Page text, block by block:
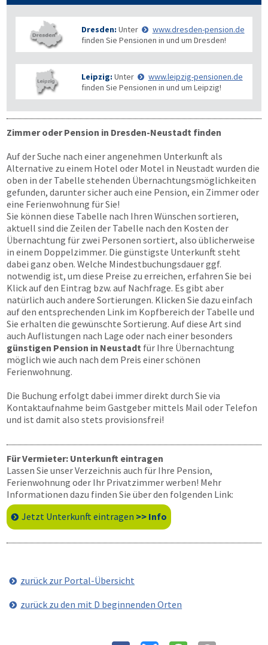
Dresden: Unter
www.dresden-pension.de
finden Sie Pensionen in und um Dresden!
Leipzig: Unter
www.leipzig-pensionen.de
finden Sie Pensionen in und um Leipzig!
Zimmer oder Pension in Dresden-Neustadt finden
Auf der Suche nach einer angenehmen Unterkunft als
Alternative zu einem Hotel oder Motel in Neustadt wurden die
oben in der Tabelle stehenden Übernachtungs­möglichkeiten
gefunden, darunter sicher auch eine Pension, ein Zimmer oder
eine Ferienwohnung für Sie!
Sie können diese Tabelle nach Ihren Wünschen sortieren,
aktuell sind die Zeilen der Tabelle nach den Kosten der
Übernachtung für zwei Personen sortiert, also üblicherweise
in einem Doppelzimmer. Die günstigste Unterkunft steht
dabei ganz oben. Welche Mindestbuchungsdauer ggf.
notwendig ist, um diese Preise zu erreichen, erfahren Sie bei
Klick auf den Eintrag bzw. auf Nachfrage. Es gibt aber
natürlich auch andere Sortierungen. Klicken Sie dazu einfach
auf den entsprechenden Link im Kopfbereich der Tabelle und
Sie erhalten die gewünschte Sortierung. Auf diese Art sind
auch Auflistungen nach Lage oder nach einer besonders
günstigen Pension in Neustadt für Ihre Übernachtung
möglich wie auch nach dem Preis einer schönen
Ferienwohnung.
Die Buchung erfolgt dabei immer direkt durch Sie via
Kontaktaufnahme beim Gastgeber mittels Mail oder Telefon
und ist damit also stets provisionsfrei!
Für Vermieter: Unterkunft eintragen
Lassen Sie unser Verzeichnis auch für Ihre Pension,
Ferienwohnung oder Ihr Privatzimmer werben! Mehr
Informationen dazu finden Sie über den folgenden Link:
Jetzt Unterkunft eintragen >> Info
zurück zur Portal-Übersicht
zurück zu den mit D beginnenden Orten